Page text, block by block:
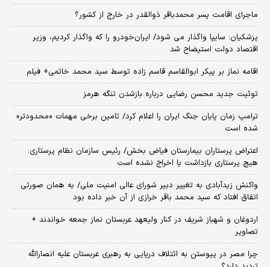
ماجرای اقامت پسر محمدباقر ذوالقدر در خارج از کشور؟
پزشکیان: سایپا واگذار می شود/ ایران‌خودرو را که واگذار کردیم، وزیر
اقتصاد دولت استیضاح شد
اقامه نماز بر پیکر ابوالقاسم قاسم زاده توسط سید محمد خاتمی+ فیلم
توئیت جدید محسن رضایی درباره بازشدن تنگه هرمز
ترامپ زمان پایان جنگ ایران را اعلام کرد/ تامین برخی مهمات «محدودتر»
شده است
اعتراض پرستاران بیمارستان فیاض بخش/ رئیس سازمان نظام پرستاری:
هیچ پرستاری بازداشت یا اخراج نشده است
واکنش زیدآبادی به تغییر دبیر شورای عالی امنیت ملی/ به همان صورتی
اتفاق افتاد که سید محمد باقر خرازی از آن خبر داده بود
اردوغان و شهباز شریف در کنار ولیعهد عربستان نماز جمعه خواندند +
تصاویر
چرا مصر در پیوستن به ائتلاف دریایی به رهبری عربستان علیه انصارالله